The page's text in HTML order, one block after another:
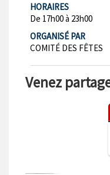
HORAIRES
De 17h00 à 23h00
ORGANISÉ PAR
COMITÉ DES FÊTES
Venez